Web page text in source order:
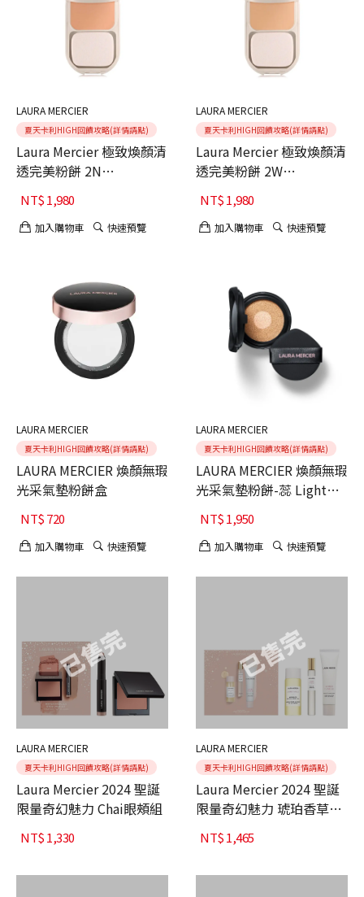
LAURA MERCIER
夏天卡利HIGH回饋攻略(詳情請點)
Laura Mercier 極致煥顏清
透完美粉餅 2N
NT$1,980
加入購物車 快速預覽
LAURA MERCIER
夏天卡利HIGH回饋攻略(詳情請點)
Laura Mercier 極致煥顏清
透完美粉餅 2W
NT$1,980
加入購物車 快速預覽
LAURA MERCIER
夏天卡利HIGH回饋攻略(詳情請點)
LAURA MERCIER 煥顏無瑕
光采氣墊粉餅盒
NT$720
加入購物車 快速預覽
LAURA MERCIER
夏天卡利HIGH回饋攻略(詳情請點)
LAURA MERCIER 煥顏無瑕
光采氣墊粉餅-蕊 Light
NT$1,950
加入購物車 快速預覽
LAURA MERCIER
夏天卡利HIGH回饋攻略(詳情請點)
Laura Mercier 2024 聖誕
限量奇幻魅力 Chai眼頰組
NT$1,330
LAURA MERCIER
夏天卡利HIGH回饋攻略(詳情請點)
Laura Mercier 2024 聖誕
限量奇幻魅力 琥珀香草禮
NT$1,465